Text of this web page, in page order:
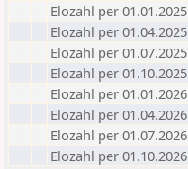
Elozahl per 01.01.2025
Elozahl per 01.04.2025
Elozahl per 01.07.2025
Elozahl per 01.10.2025
Elozahl per 01.01.2026
Elozahl per 01.04.2026
Elozahl per 01.07.2026
Elozahl per 01.10.2026